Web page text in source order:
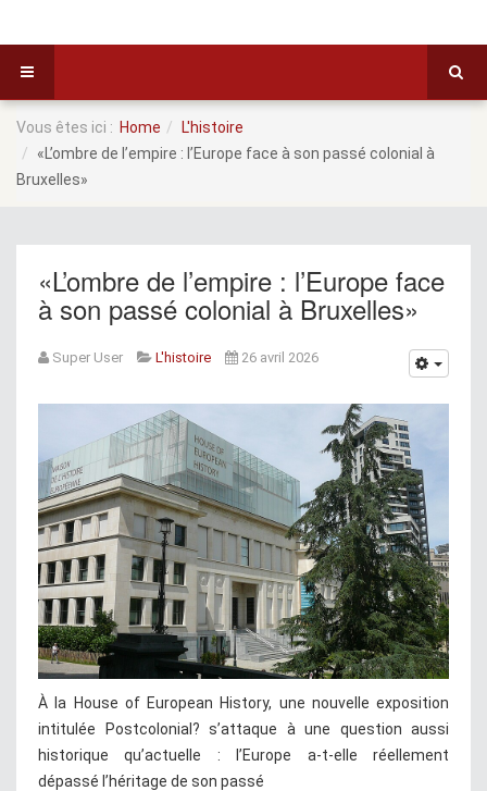
Vous êtes ici : Home
L'histoire
«L’ombre de l’empire : l’Europe face à son passé colonial à
Bruxelles»
«L’ombre de l’empire : l’Europe face
à son passé colonial à Bruxelles»
Super User L'histoire 26 avril 2026
À la House of European History, une nouvelle exposition
intitulée Postcolonial? s’attaque à une question aussi
historique qu’actuelle : l’Europe a-t-elle réellement
dépassé l’héritage de son passé